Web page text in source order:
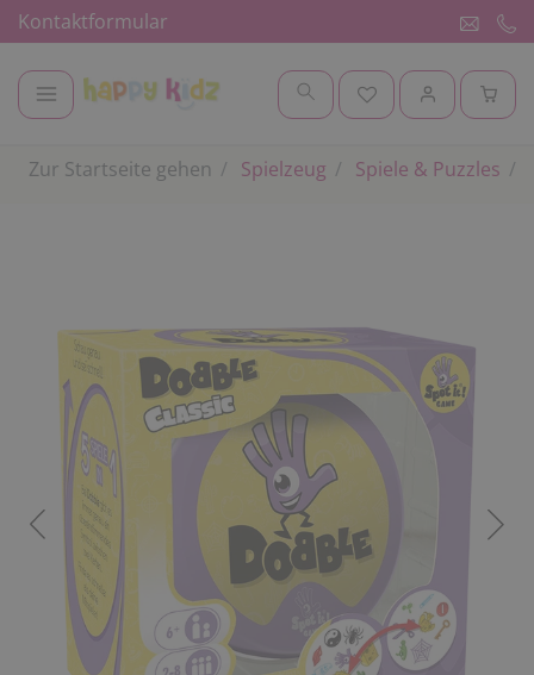
Kontaktformular
Zur Startseite gehen Spielzeug Spiele & Puzzles